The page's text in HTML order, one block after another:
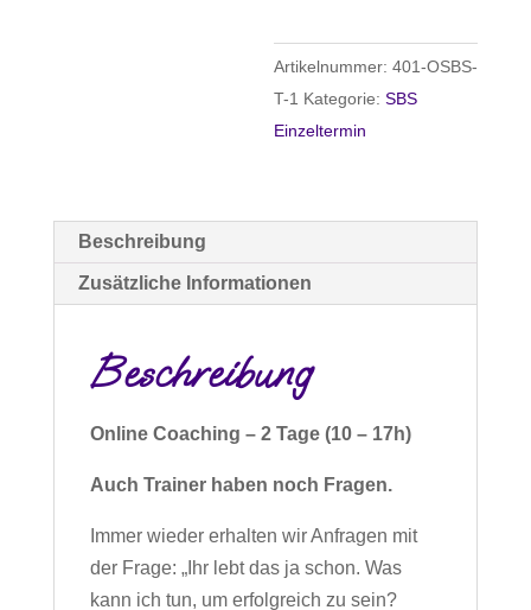
zeichnet
einen
erfolgreichen
Trainer
Menge
Artikelnummer:401-OSBS-
T-1 Kategorie:SBS
Einzeltermin
Beschreibung
Zusätzliche Informationen
Beschreibung
Online Coaching – 2 Tage (10 – 17h)
Auch Trainer haben noch Fragen.
Immer wieder erhalten wir Anfragen mit
der Frage: „Ihr lebt das ja schon. Was
kann ich tun, um erfolgreich zu sein?